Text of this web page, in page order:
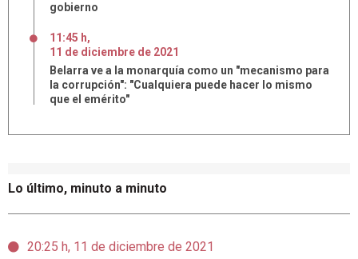
Lo último, minuto a minuto
20:25 h, 11 de diciembre de 2021
gobierno
11:45 h,
11 de diciembre de 2021
Belarra ve a la monarquía como un "mecanismo para
la corrupción": "Cualquiera puede hacer lo mismo
que el emérito"